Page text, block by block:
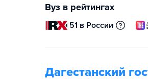
Вуз в рейтингах
51 в России
Дагестанский